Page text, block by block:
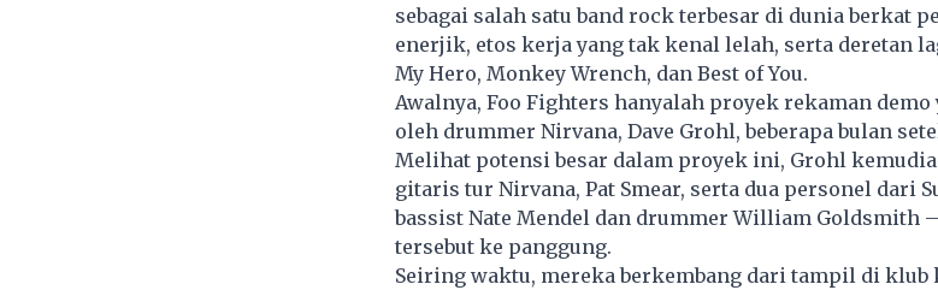
sebagai salah satu band rock terbesar di dunia berkat
enerjik, etos kerja yang tak kenal lelah, serta deretan
My Hero, Monkey Wrench, dan Best of You.
Awalnya, Foo Fighters hanyalah proyek rekaman demo
oleh drummer Nirvana, Dave Grohl, beberapa bulan
Melihat potensi besar dalam proyek ini, Grohl
gitaris tur Nirvana, Pat Smear, serta dua personel dari
bassist Nate Mendel dan drummer William Goldsmith
tersebut ke panggung.
Seiring waktu, mereka berkembang dari tampil di klub